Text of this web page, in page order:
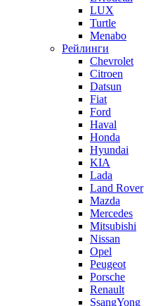
LUX
Turtle
Menabo
Рейлинги
Chevrolet
Citroen
Datsun
Fiat
Ford
Haval
Honda
Hyundai
KIA
Lada
Land Rover
Mazda
Mercedes
Mitsubishi
Nissan
Opel
Peugeot
Porsche
Renault
SsangYong